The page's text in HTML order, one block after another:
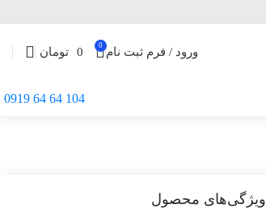
ورود / فرم ثبت نام 0
0 تومان
104 64 64 0919
ویژگی‌های محصول